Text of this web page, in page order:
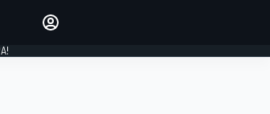
INICIAR SESIÓN